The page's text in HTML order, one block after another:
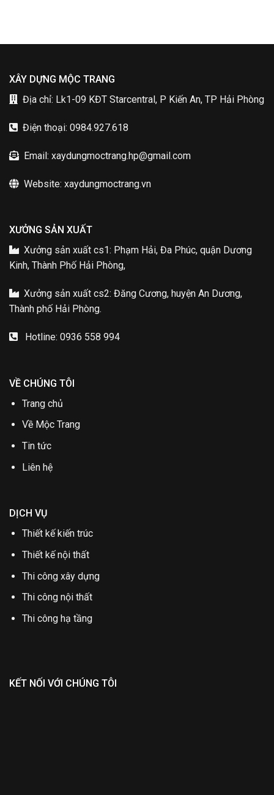
XÂY DỰNG MỘC TRANG
Địa chỉ: Lk1-09 KĐT Starcentral, P Kiến An, TP Hải Phòng
Điện thoại: 0984.927.618
Email: xaydungmoctrang.hp@gmail.com
Website: xaydungmoctrang.vn
XƯỞNG SẢN XUẤT
Xưởng sản xuất cs1: Phạm Hải, Đa Phúc, quận Dương
Kinh, Thành Phố Hải Phòng,
Xưởng sản xuất cs2: Đăng Cương, huyện An Dương,
Thành phố Hải Phòng.
Hotline: 0936 558 994
VỀ CHÚNG TÔI
Trang chủ
Về Mộc Trang
Tin tức
Liên hệ
DỊCH VỤ
Thiết kế kiến trúc
Thiết kế nội thất
Thi công xây dựng
Thi công nội thất
Thi công hạ tầng
KẾT NỐI VỚI CHÚNG TÔI